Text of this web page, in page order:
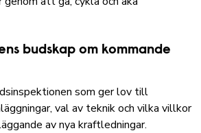
budskap om kommande
som ger lov till
val av teknik och vilka villkor
av nya kraftledningar.